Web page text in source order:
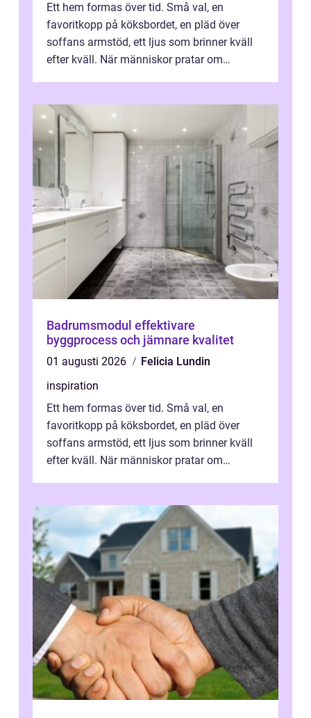
Ett hem formas över tid. Små val, en
favoritkopp på köksbordet, en pläd över
soffans armstöd, ett ljus som brinner kväll
efter kväll. När människor pratar om
Badrumsmodul effektivare
byggprocess och jämnare kvalitet
01 augusti 2026
Felicia Lundin
inspiration
Ett hem formas över tid. Små val, en
favoritkopp på köksbordet, en pläd över
soffans armstöd, ett ljus som brinner kväll
efter kväll. När människor pratar om